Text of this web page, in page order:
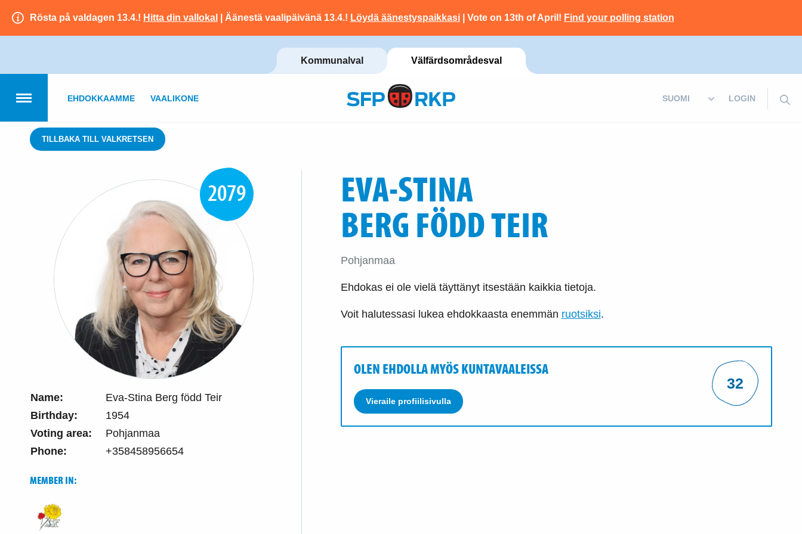
Rösta på valdagen 13.4.! Hitta din vallokal | Äänestä vaalipäivänä 13.4.! Löydä äänestyspaikkasi | Vote on 13th of April! Find your polling station
Kommunalval Välfärdsområdesval
LOGIN
EHDOKKAAMME VAALIKONE
TILLBAKA TILL VALKRETSEN
2079
Name:
Eva-Stina Berg född Teir
Birthday:
1954
Voting area:
Pohjanmaa
Phone:
+358458956654
MEMBER IN:
EVA-STINA
BERG FÖDD TEIR
Pohjanmaa
Ehdokas ei ole vielä täyttänyt itsestään kaikkia tietoja.
Voit halutessasi lukea ehdokkaasta enemmän ruotsiksi.
OLEN EHDOLLA MYÖS KUNTAVAALEISSA
Vieraile profiilisivulla
32